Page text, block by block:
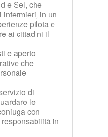
e Sel, che
infermieri, in un
pilota e
ai cittadini il
e aperto
che
di
le
con
in